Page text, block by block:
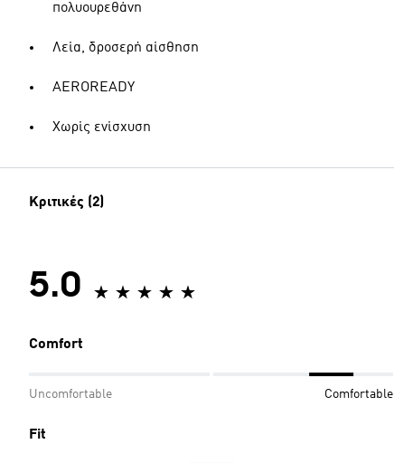
πολυουρεθάνη
Λεία, δροσερή αίσθηση
AEROREADY
Χωρίς ενίσχυση
Κριτικές (2)
5.0
Comfort
Uncomfortable Comfortable
Fit